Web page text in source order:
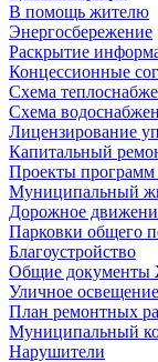
В помощь жителю
Энергосбережение
Раскрытие
Концессионные
Схема
Схема
Лицензирование
Капитальный
Проекты программ
Муниципальный
Дорожное
Парковки общего
Благоустройство
Общие
Уличное освещение
План ремонтных
Муниципальный
Нарушители